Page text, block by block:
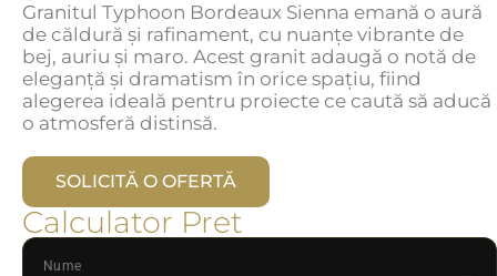
Granitul Typhoon Bordeaux Sienna emană o aură
de căldură și rafinament, cu nuanțe vibrante de
bej, auriu și maro. Acest granit adaugă o notă de
eleganță și dramatism în orice spațiu, fiind
alegerea ideală pentru proiecte ce caută să aducă
o atmosferă distinsă.
SOLICITĂ O OFERTĂ
Calculator Pret
Nume